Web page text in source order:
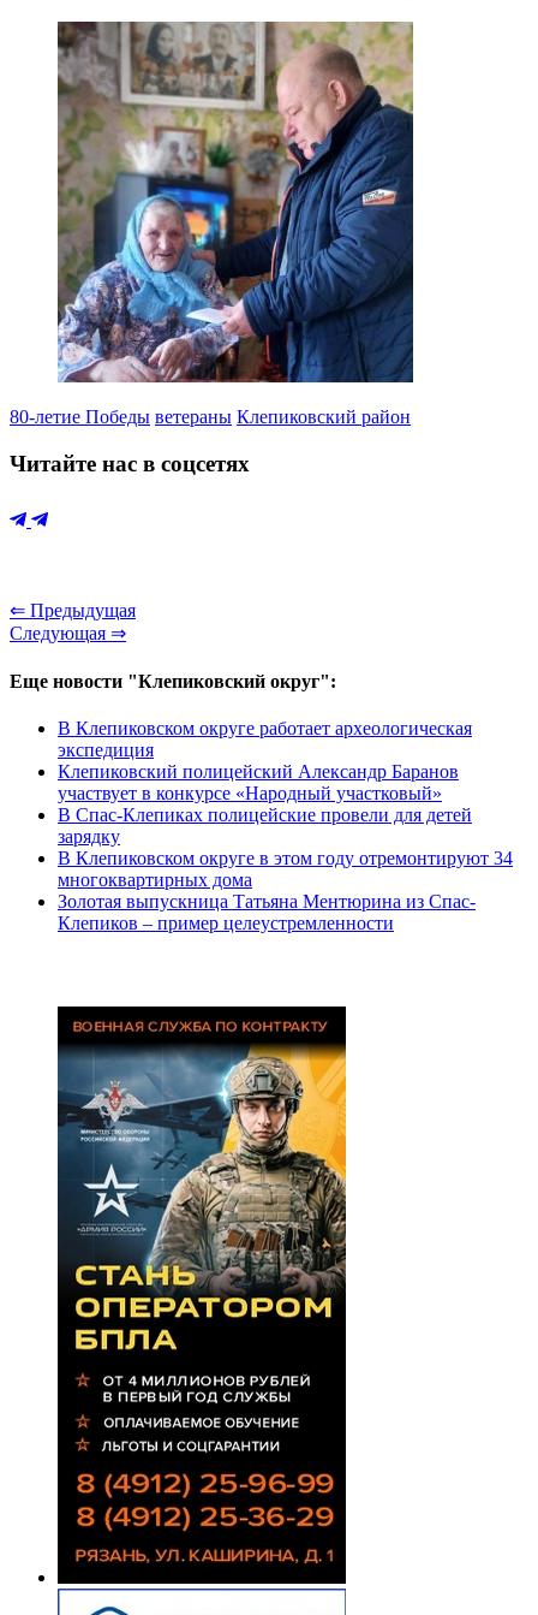
80-летие Победы ветераны Клепиковский район
Читайте нас в соцсетях
⇐ Предыдущая
Следующая ⇒
Еще новости "Клепиковский округ":
В Клепиковском округе работает археологическая
экспедиция
Клепиковский полицейский Александр Баранов
участвует в конкурсе «Народный участковый»
В Спас-Клепиках полицейские провели для детей
зарядку
В Клепиковском округе в этом году отремонтируют 34
многоквартирных дома
Золотая выпускница Татьяна Ментюрина из Спас-
Клепиков – пример целеустремленности